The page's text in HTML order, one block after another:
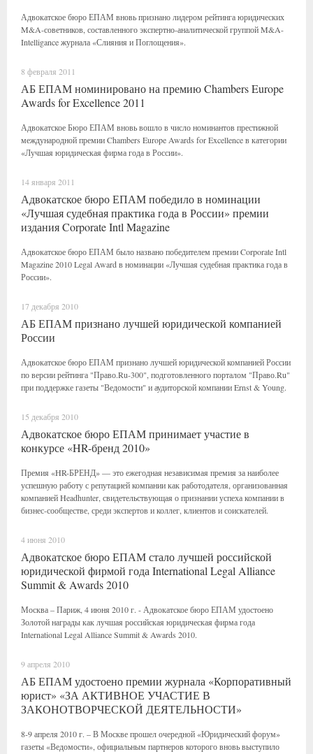
Адвокатское бюро ЕПАМ вновь признано лидером рейтинга юридических
M&A-советников, составленного экспертно-аналитической группой M&A-
Intelligance журнала «Слияния и Поглощения».
8 февраля 2011
АБ ЕПАМ номинировано на премию Chambers Europe
Awards for Excellence 2011
Адвокатское Бюро ЕПАМ вновь вошло в число номинантов престижной
международной премии Chambers Europe Awards for Excellence в категории
«Лучшая юридическая фирма года в России».
14 января 2011
Адвокатское бюро ЕПАМ победило в номинации
«Лучшая судебная практика года в России» премии
издания Corporate Intl Magazine
Адвокатское бюро ЕПАМ было названо победителем премии Corporate Intl
Magazine 2010 Legal Award в номинации «Лучшая судебная практика года в
России».
17 декабря 2010
АБ ЕПАМ признано лучшей юридической компанией
России
Адвокатское бюро ЕПАМ признано лучшей юридической компанией России
по версии рейтинга "Право.Ru-300", подготовленного порталом "Право.Ru"
при поддержке газеты "Ведомости" и аудиторской компании Ernst & Young.
15 декабря 2010
Адвокатское бюро ЕПАМ принимает участие в
конкурсе «HR-бренд 2010»
Премия «HR-БРЕНД» — это ежегодная независимая премия за наиболее
успешную работу с репутацией компании как работодателя, организованная
компанией Headhunter, свидетельствующая о признании успеха компании в
бизнес-сообществе, среди экспертов и коллег, клиентов и соискателей.
4 июня 2010
Адвокатское бюро ЕПАМ стало лучшей российской
юридической фирмой года International Legal Alliance
Summit & Awards 2010
Москва – Париж, 4 июня 2010 г. - Адвокатское бюро ЕПАМ удостоено
Золотой награды как лучшая российская юридическая фирма года
International Legal Alliance Summit & Awards 2010.
9 апреля 2010
АБ ЕПАМ удостоено премии журнала «Корпоративный
юрист» «ЗА АКТИВНОЕ УЧАСТИЕ В
ЗАКОНОТВОРЧЕСКОЙ ДЕЯТЕЛЬНОСТИ»
8-9 апреля 2010 г. – В Москве прошел очередной «Юридический форум»
газеты «Ведомости», официальным партнеров которого вновь выступило